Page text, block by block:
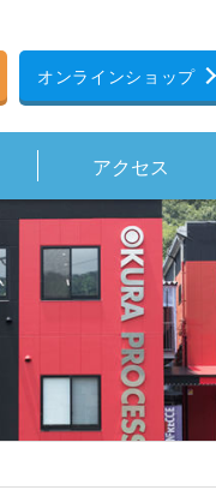
オンラインショップ
アクセス